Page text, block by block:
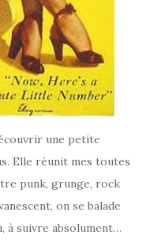
une petite
Elle réunit mes toutes
punk, grunge, rock
on se balade
à suivre absolument…